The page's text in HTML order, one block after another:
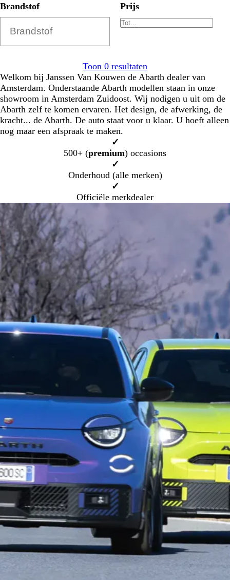
Brandstof Prijs
Toon 0 resultaten
Welkom bij Janssen Van Kouwen de Abarth dealer van
Amsterdam. Onderstaande Abarth modellen staan in onze
showroom in Amsterdam Zuidoost. Wij nodigen u uit om de
Abarth zelf te komen ervaren. Het design, de afwerking, de
kracht... de Abarth. De auto staat voor u klaar. U hoeft alleen
nog maar een afspraak te maken.
✓
500+ (premium) occasions
✓
Onderhoud (alle merken)
✓
Officiële merkdealer